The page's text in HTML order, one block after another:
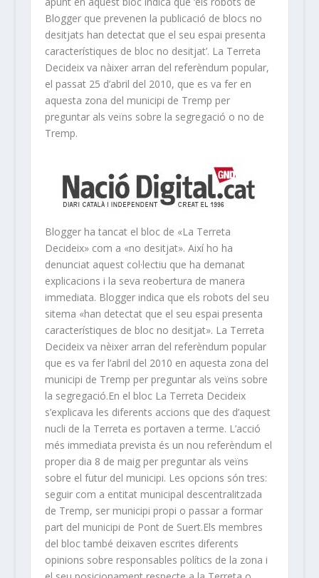
Blogger que prevenen la publicació de blocs no
desitjats han detectat que el seu espai presenta
característiques de bloc no desitjat’. La Terreta
Decideix va nàixer arran del referèndum popular,
el passat 25 d’abril del 2010, que es va fer en
aquesta zona del municipi de Tremp per
preguntar als veïns sobre la segregació o no de
Tremp.
Blogger ha tancat el bloc de «La Terreta
Decideix» com a «no desitjat». Així ho ha
denunciat aquest col·lectiu que ha demanat
explicacions i la seva reobertura de manera
immediata. Blogger indica que els robots del seu
sitema «han detectat que el seu espai presenta
característiques de bloc no desitjat». La Terreta
Decideix va nèixer arran del referèndum popular
que es va fer l’abril del 2010 en aquesta zona del
municipi de Tremp per preguntar als veïns sobre
la segregació.En el bloc La Terreta Decideix
s’explicava les diferents accions que des d’aquest
nucli de la Terreta es portaven a terme. L’acció
més immediata prevista és un nou referèndum el
proper dia 8 de maig per preguntar als veïns
sobre el futur del municipi. Les opcions són tres:
seguir com a entitat municipal descentralitzada
de Tremp, ser municipi propi o passar a formar
part del municipi de Pont de Suert.Els membres
del bloc també deixaven escrites diferents
opinions sobre responsables polítics de la zona i